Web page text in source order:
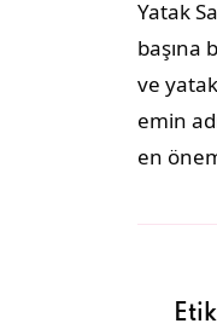
Yatak
başına
ve
emin
en